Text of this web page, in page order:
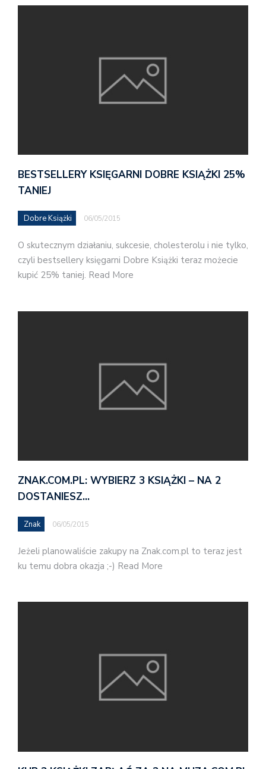
BESTSELLERY KSIĘGARNI DOBRE KSIĄŻKI 25%
TANIEJ
Dobre Książki 06/05/2015
O skutecznym działaniu, sukcesie, cholesterolu i nie tylko,
czyli bestsellery księgarni Dobre Książki teraz możecie
kupić 25% taniej. Read More
ZNAK.COM.PL: WYBIERZ 3 KSIĄŻKI – NA 2
DOSTANIESZ…
Znak 06/05/2015
Jeżeli planowaliście zakupy na Znak.com.pl to teraz jest
ku temu dobra okazja ;-) Read More